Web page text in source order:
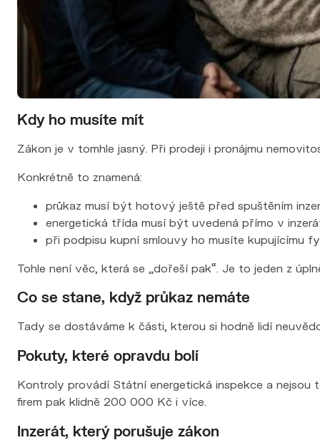
Kdy ho musíte mít
Zákon je v tomhle jasný. Při prodeji i pronájmu
Konkrétně to znamená:
průkaz musí být hotový ještě před spuštěním
energetická třída musí být uvedená přímo v
při podpisu kupní smlouvy ho musíte kupujícímu
Tohle není věc, která se „dořeší pak“. Je to jeden z
Co se stane, když průkaz nemáte
Tady se dostáváme k části, kterou si hodně lidí
Pokuty, které opravdu bolí
Kontroly provádí Státní energetická inspekce a
firem pak klidně 200 000 Kč i více.
Inzerát, který porušuje zákon